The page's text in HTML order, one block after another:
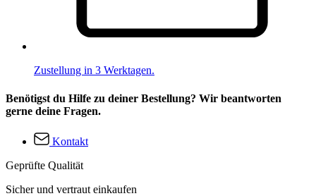
Zustellung in 3 Werktagen.
Benötigst du Hilfe zu deiner Bestellung? Wir beantworten
gerne deine Fragen.
Kontakt
Geprüfte Qualität
Sicher und vertraut einkaufen